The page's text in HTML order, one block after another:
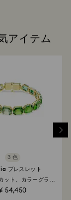
アイテム
3 色
ブレスレット
ット、カラーグラデ
ティング
54,450